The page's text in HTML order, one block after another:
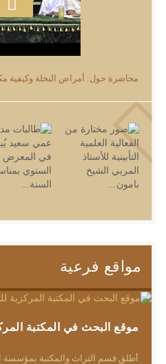
محاضرة حول: أمراض النخلة وكيفية
مواقع فرعية
موقع البحث في المكتبة
أطلق قسم التراث والمكتبة